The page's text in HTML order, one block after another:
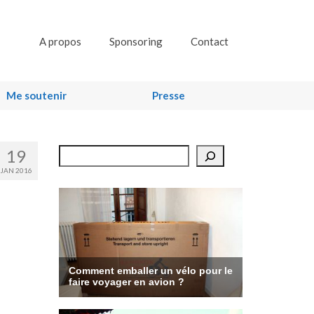
A propos Sponsoring Contact
Me soutenir Presse
19
JAN 2016